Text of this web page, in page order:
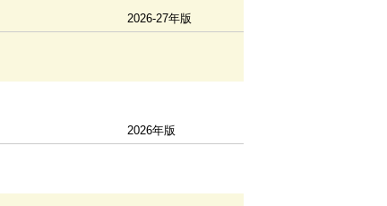
2026-27年版
2026年版